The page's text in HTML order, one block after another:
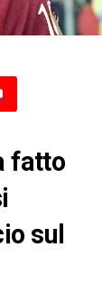
fatto
sul